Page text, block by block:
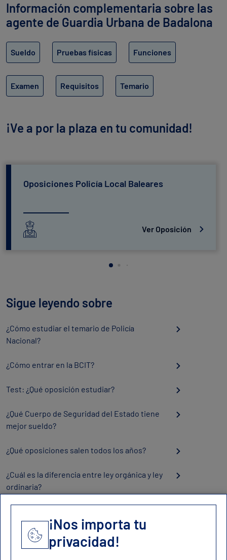
Información complementaria sobre las
agente de Guardia Urbana de Badalona
Sueldo Pruebas físicas Funciones
Examen Requisitos Temario
¡Ve a por la plaza en tu comunidad!
Oposiciones Policía Local Baleares
Ver Oposición
Sigue leyendo sobre
¿Cómo estudiar el temario de Policía
Nacional?
¿Cómo entrar en la BCIT?
Test: ¿Qué oposición estudiar?
¿Qué Cuerpo de Seguridad del Estado tiene
mejor sueldo?
¿Qué oposiciones salen todos los años?
¿Cuál es la diferencia entre ley orgánica y ley
ordinaria?
Contacto
¡Nos importa tu
privacidad!